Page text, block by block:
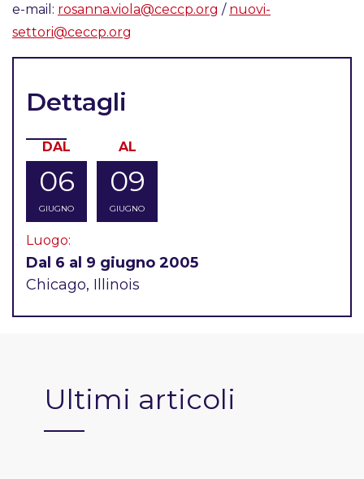
e-mail: rosanna.viola@ceccp.org / nuovi-
settori@ceccp.org
Dettagli
DAL
06
GIUGNO
AL
09
GIUGNO
Luogo:
Dal 6 al 9 giugno 2005
Chicago, Illinois
Ultimi articoli